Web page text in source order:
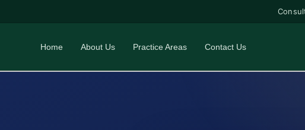
Home About Us Practice Areas Contact Us